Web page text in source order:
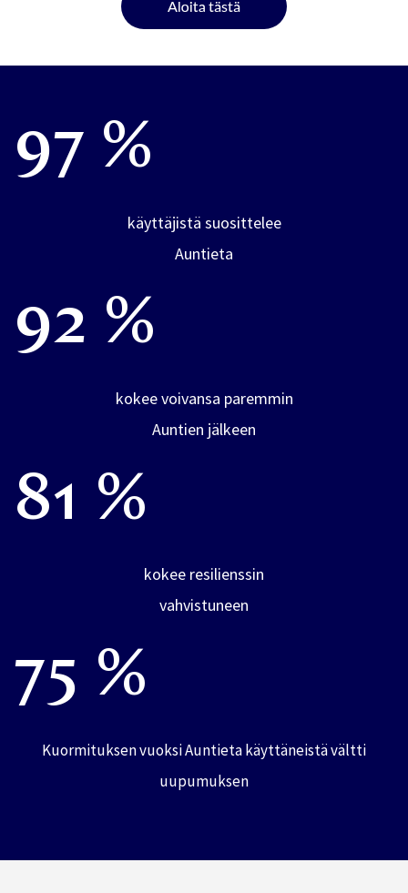
97 %
käyttäjistä suosittelee
Auntieta
92 %
kokee voivansa paremmin
Auntien jälkeen
81 %
kokee resilienssin
vahvistuneen
75 %
Kuormituksen vuoksi Auntieta käyttäneistä vältti
uupumuksen